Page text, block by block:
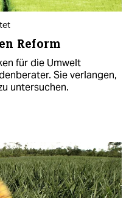
Reform
für die Umwelt
Sie verlangen,
untersuchen.